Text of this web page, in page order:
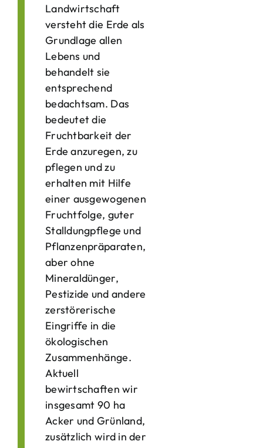
Landwirtschaft
versteht die Erde als
Grundlage allen
Lebens und
behandelt sie
entsprechend
bedachtsam. Das
bedeutet die
Fruchtbarkeit der
Erde anzuregen, zu
pflegen und zu
erhalten mit Hilfe
einer ausgewogenen
Fruchtfolge, guter
Stalldungpflege und
Pflanzenpräparaten,
aber ohne
Mineraldünger,
Pestizide und andere
zerstörerische
Eingriffe in die
ökologischen
Zusammenhänge.
Aktuell
bewirtschaften wir
insgesamt 90 ha
Acker und Grünland,
zusätzlich wird in der